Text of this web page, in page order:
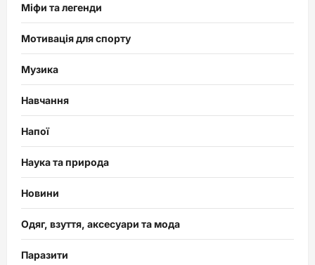
Міфи та легенди
Мотивація для спорту
Музика
Навчання
Напої
Наука та природа
Новини
Одяг, взуття, аксесуари та мода
Паразити